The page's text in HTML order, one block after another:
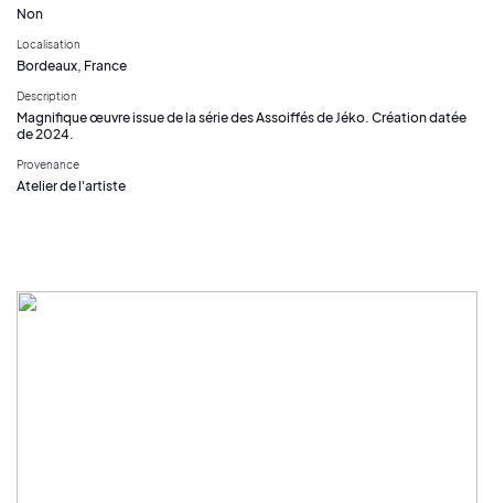
Non
Localisation
Bordeaux, France
Description
Magnifique œuvre issue de la série des Assoiffés de Jéko. Création datée
de 2024.
Provenance
Atelier de l'artiste